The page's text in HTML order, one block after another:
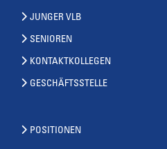
JUNGER VLB
SENIOREN
KONTAKTKOLLEGEN
GESCHÄFTSSTELLE
POSITIONEN